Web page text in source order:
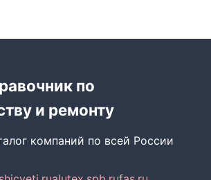
по
и ремонту
компаний по всей России